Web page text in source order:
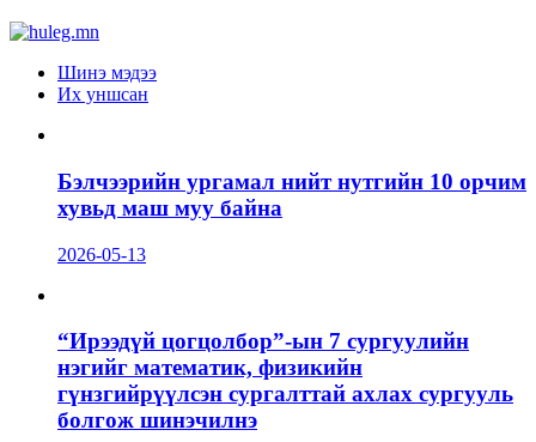
Шинэ мэдээ
Их уншсан
Бэлчээрийн ургамал нийт нутгийн 10 орчим
хувьд маш муу байна
2026-05-13
“Ирээдүй цогцолбор”-ын 7 сургуулийн
нэгийг математик, физикийн
гүнзгийрүүлсэн сургалттай ахлах сургууль
болгож шинэчилнэ